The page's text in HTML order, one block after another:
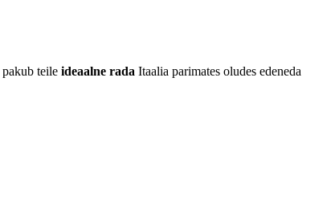
pakub teile ideaalne rada Itaalia parimates oludes edeneda